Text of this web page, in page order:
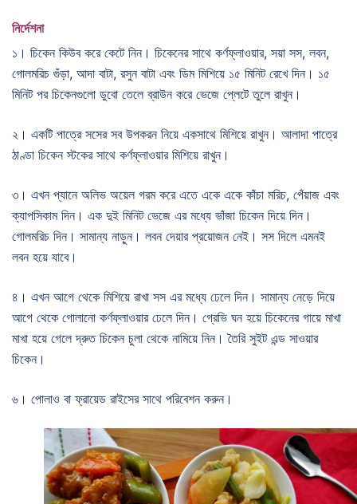
নির্দেশনা
১। চিকেন কিউব করে কেটে নিন। চিকেনের সাথে কর্ণফ্লাওয়ার, সয়া সস, লবন,
গোলমরিচ গুঁড়া, আদা বাটা, রসুন বাটা এবং ডিম মিশিয়ে ১৫ মিনিট রেখে দিন। ১৫
মিনিট পর চিকেনগুলো ডুবো তেলে ব্রাউন করে ভেজে প্লেটে তুলে রাখুন।
২। একটি পাত্রে সসের সব উপকরন নিয়ে একসাথে মিশিয়ে রাখুন। আলাদা পাত্রে
ঠাণ্ডা চিকেন স্টকের সাথে কর্ণফ্লাওয়ার মিশিয়ে রাখুন।
৩। এখন প্যানে অলিভ অয়েল গরম করে এতে একে একে কাঁচা মরিচ, পেঁয়াজ এবং
ক্যাপসিকাম দিন। এক দুই মিনিট ভেজে এর মধ্যে ভাঁজা চিকেন দিয়ে দিন।
গোলমরিচ দিন। সামান্য নাড়ুন। লবন দেয়ার প্রয়োজন নেই। সস দিলে এমনই
লবন হয়ে যাবে।
৪। এখন আগে থেকে মিশিয়ে রাখা সস এর মধ্যে ঢেলে দিন। সামান্য নেড়ে দিয়ে
আগে থেকে গোলানো কর্ণফ্লাওয়ার ঢেলে দিন। গ্রেভি ঘন হয়ে চিকেনের গায়ে মাখা
মাখা হয়ে গেলে দ্রুত চিকেন চুলা থেকে নামিয়ে নিন। তৈরি সুইট এন্ড সাওয়ার
চিকেন।
৬। পোলাও বা ফ্রায়েড রাইসের সাথে পরিবেশন করুন।